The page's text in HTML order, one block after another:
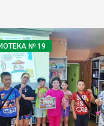
№ 19